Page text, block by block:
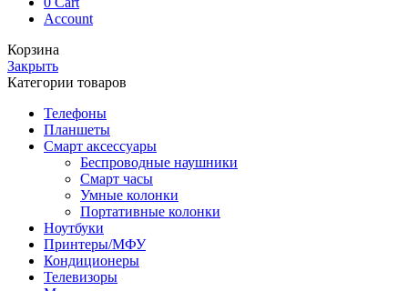
Account
Корзина
Закрыть
Категории товаров
Телефоны
Планшеты
Смарт аксессуары
Беспроводные наушники
Смарт часы
Умные колонки
Портативные колонки
Ноутбуки
Принтеры/МФУ
Кондиционеры
Телевизоры